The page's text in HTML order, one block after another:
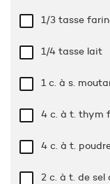
1/3 tasse
1/4 tasse lait
1 c. à s.
4 c. à t. thym
4 c. à t.
2 c. à t. de sel